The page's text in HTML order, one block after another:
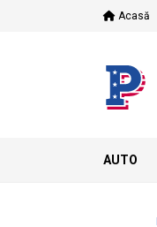
Acasă
AUTO